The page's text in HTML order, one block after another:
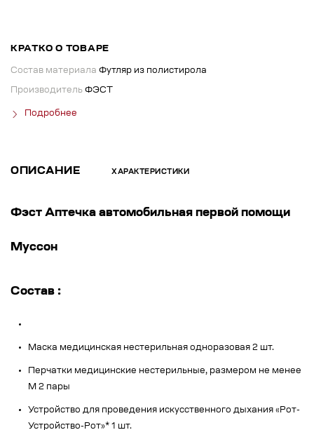
КРАТКО О ТОВАРЕ
Состав материала Футляр из полистирола
Производитель ФЭСТ
Подробнее
ОПИСАНИЕ ХАРАКТЕРИСТИКИ
Фэст Аптечка автомобильная первой помощи
Муссон
Состав :
Маска медицинская нестерильная одноразовая 2 шт.
Перчатки медицинские нестерильные, размером не менее
М 2 пары
Устройство для проведения искусственного дыхания «Рот-
Устройство-Рот»* 1 шт.